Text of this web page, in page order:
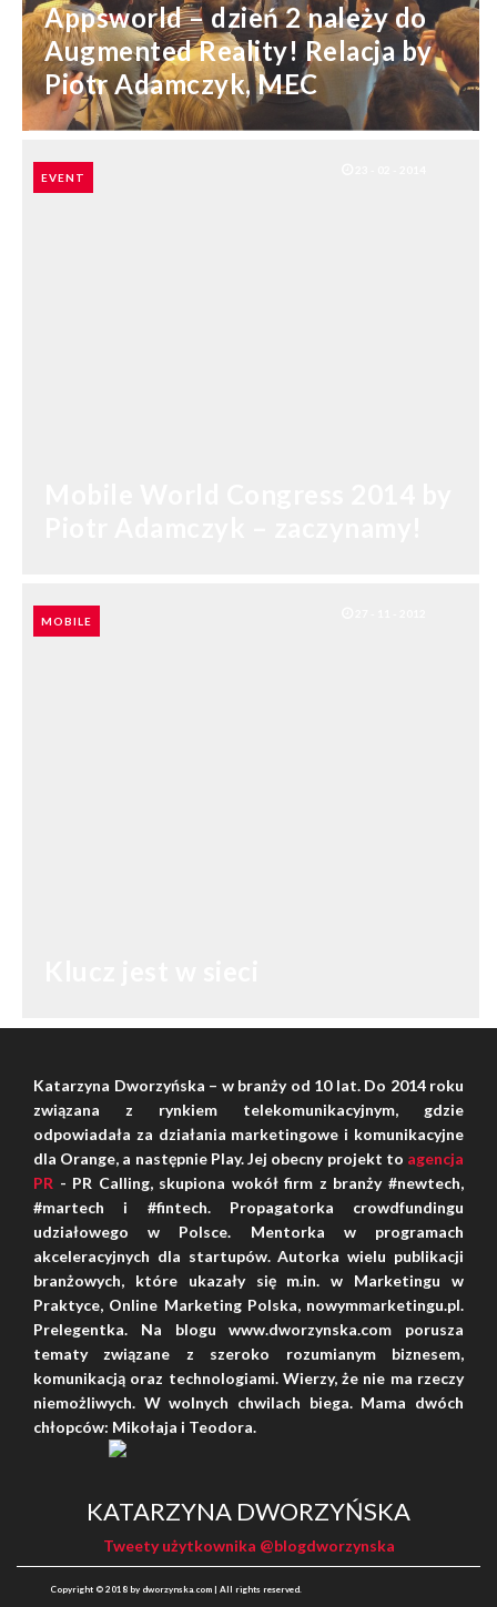
SHARES: 0
Appsworld – dzień 2 należy do
Augmented Reality! Relacja by
Piotr Adamczyk, MEC
EVENT
MOBILE
SHARES: 0
Katarzyna Dworzyńska – w branży od 10 lat. Do 2014 roku
związana z rynkiem telekomunikacyjnym, gdzie
odpowiadała za działania marketingowe i komunikacyjne
dla Orange, a następnie Play. Jej obecny projekt to agencja
PR - PR Calling, skupiona wokół firm z branży #newtech,
#martech i #fintech. Propagatorka crowdfundingu
udziałowego w Polsce. Mentorka w programach
akceleracyjnych dla startupów. Autorka wielu publikacji
branżowych, które ukazały się m.in. w Marketingu w
Praktyce, Online Marketing Polska, nowymmarketingu.pl.
Prelegentka. Na blogu www.dworzynska.com porusza
tematy związane z szeroko rozumianym biznesem,
komunikacją oraz technologiami. Wierzy, że nie ma rzeczy
niemożliwych. W wolnych chwilach biega. Mama dwóch
chłopców: Mikołaja i Teodora.
KATARZYNA DWORZYŃSKA
Tweety użytkownika @blogdworzynska
Copyright © 2018 by dworzynska.com | All rights reserved.